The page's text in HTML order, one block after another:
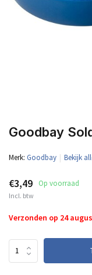
Goodbay
Merk: Goodbay Bekijk
€3,49 Op voorraad
Incl. btw
Verzonden op 24